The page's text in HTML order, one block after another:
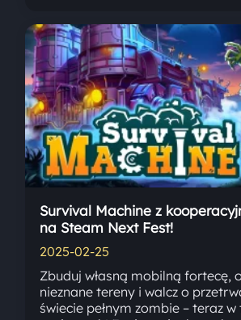
Survival Machine z
na Steam Next Fest!
2025-02-25
Zbuduj własną mobilną fortecę,
nieznane tereny i walcz o
świecie pełnym zombie – teraz